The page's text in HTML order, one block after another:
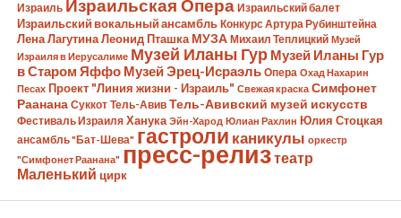
Израиль Израильская Опера Израильский балет
Израильский вокальный ансамбль Конкурс Артура Рубинштейна
Лена Лагутина Леонид Пташка МУЗА Михаил Теплицкий Музей
Израиля в Иерусалиме Музей Иланы Гур Музей Иланы Гур
в Старом Яффо Музей Эрец-Исраэль Опера Охад Нахарин
Песах Проект "Линия жизни - Израиль" Свежая краска Симфонет
Раанана Суккот Тель-Авив Тель-Авивский музей искусств
Фестиваль Израиля Ханука Эйн-Харод Юлиан Рахлин Юлия Стоцкая
ансамбль "Бат-Шева" гастроли каникулы оркестр
"Симфонет Раанана" пресс-релизтеатр
Маленький цирк